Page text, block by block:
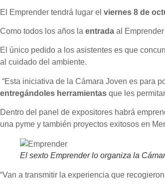
El Emprender tendrá lugar el viernes 8 de
Como todos los años la entrada al
El único pedido a los asistentes es que
al cuidado del ambiente.
“Esta iniciativa de la Cámara Joven es para
entregándoles herramientas que les
Dentro del panel de expositores habrá
una pyme y también proyectos exitosos en
El sexto Emprender lo organiza la
“Van a transmitir la experiencia que